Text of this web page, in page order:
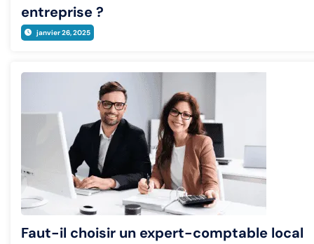
entreprise ?
janvier 26, 2025
Faut-il choisir un expert-comptable local